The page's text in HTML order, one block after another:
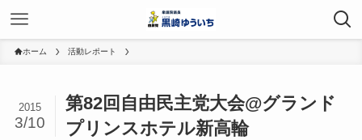
ホーム 活動レポート
第82回自由民主党大会@グランド
プリンスホテル新高輪
2015
3/10